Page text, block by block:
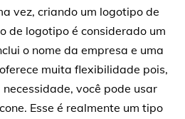
vez, criando um logotipo de
de logotipo é considerado um
o nome da empresa e uma
muita flexibilidade pois,
você pode usar
Esse é realmente um tipo